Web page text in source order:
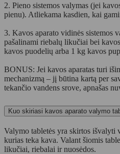
2. Pieno sistemos valymas (jei
pienu). Atliekama kasdien, kai
3. Kavos aparato vidinės sistemos
pašalinami riebalų likučiai bei
kavos puodelių arba 1 kg kavos
BONUS: Jei kavos aparatas turi
mechanizmą – jį būtina kartą per
tekančio vandens srove, apnašas
Kuo skiriasi kavos aparato valymo
Valymo tabletės yra skirtos išvalyti
kurias teka kava. Valant šiomis
likučiai, riebalai ir nuosėdos.